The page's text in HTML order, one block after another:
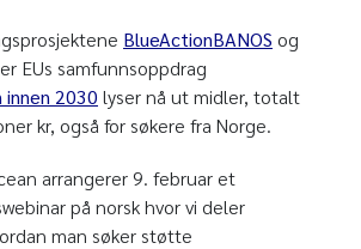
BlueActionBANOS og
EUs samfunnsoppdrag
innen 2030 lyser nå ut midler, totalt
kr, også for søkere fra Norge.
arrangerer 9. februar et
på norsk hvor vi deler
man søker støtte